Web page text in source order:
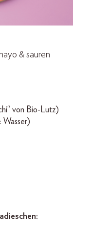
& sauren
von Bio-Lutz)
Wasser)